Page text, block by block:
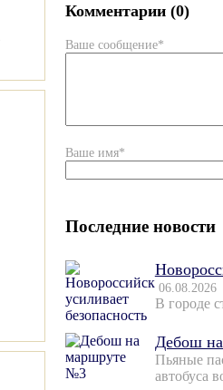
Комментарии (0)
Ваше сообщение*
Ваше имя*
Последние новости
06.08.2026
В городе
Дебош
Пьяные
автобуса